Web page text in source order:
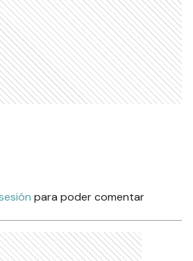
para poder comentar